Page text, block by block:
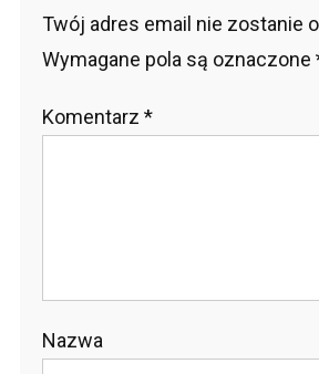
Twój adres email nie zostanie
Wymagane pola są oznaczone
Komentarz *
Nazwa